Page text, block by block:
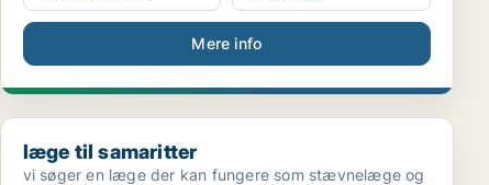
Mere info
læge til samaritter
læge til samaritter
vi søger en læge der kan fungere som stævnelæge og